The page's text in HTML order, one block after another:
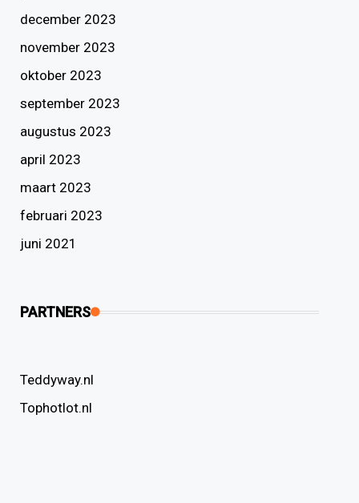
december 2023
november 2023
oktober 2023
september 2023
augustus 2023
april 2023
maart 2023
februari 2023
juni 2021
PARTNERS
Teddyway.nl
Tophotlot.nl